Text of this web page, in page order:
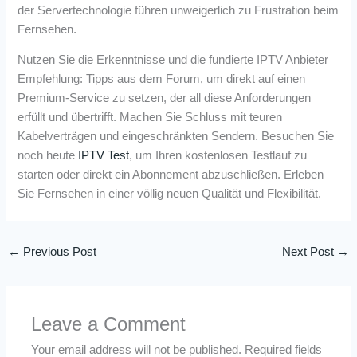
der Servertechnologie führen unweigerlich zu Frustration beim
Fernsehen.
Nutzen Sie die Erkenntnisse und die fundierte IPTV Anbieter
Empfehlung: Tipps aus dem Forum, um direkt auf einen
Premium-Service zu setzen, der all diese Anforderungen
erfüllt und übertrifft. Machen Sie Schluss mit teuren
Kabelverträgen und eingeschränkten Sendern. Besuchen Sie
noch heute
IPTV Test, um Ihren kostenlosen Testlauf zu
starten oder direkt ein Abonnement abzuschließen. Erleben
Sie Fernsehen in einer völlig neuen Qualität und Flexibilität.
← Previous Post Next Post →
Leave a Comment
Your email address will not be published. Required fields